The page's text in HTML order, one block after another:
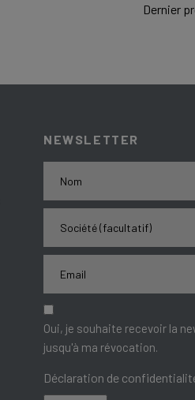
Dernier
NEWSLETTER
Oui, je souhaite recevoir la
jusqu'à ma révocation.
Déclaration de